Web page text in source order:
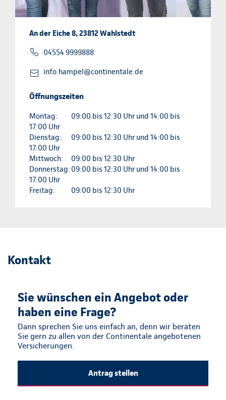
An der Eiche 8, 23812 Wahlstedt
04554 9999888
info.hampel@continentale.de
Öffnungszeiten
Montag:
09:00 bis 12:30 Uhr und 14:00 bis
17:00 Uhr
Dienstag:
09:00 bis 12:30 Uhr und 14:00 bis
17:00 Uhr
Mittwoch:
09:00 bis 12:30 Uhr
Donnerstag: 09:00 bis 12:30 Uhr und 14:00 bis
17:00 Uhr
Freitag:
09:00 bis 12:30 Uhr
Kontakt
Sie wünschen ein Angebot oder
haben eine Frage?
Dann sprechen Sie uns einfach an, denn wir beraten
Sie gern zu allen von der Continentale angebotenen
Versicherungen.
Antrag stellen